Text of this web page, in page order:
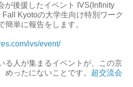
が後援したイベント IVS(Infinity
Kyotoの大学生向け特別ワーク
簡単に報告をします。
ivs/event/
る人が集まるイベントが、この京
めったにないことです。 超交流会